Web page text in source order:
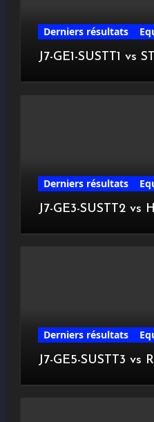
Derniers résultats
J7-GE1-SUSTT1 vs
Derniers résultats
J7-GE3-SUSTT2 vs
Derniers résultats
J7-GE5-SUSTT3 vs